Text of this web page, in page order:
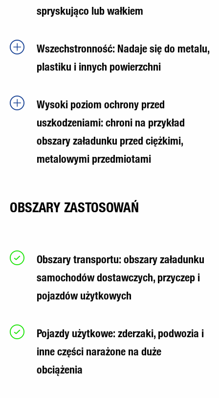
spryskująco lub wałkiem
Wszechstronność: Nadaje się do metalu,
plastiku i innych powierzchni
Wysoki poziom ochrony przed
uszkodzeniami: chroni na przykład
obszary załadunku przed ciężkimi,
metalowymi przedmiotami
OBSZARY ZASTOSOWAŃ
Obszary transportu: obszary załadunku
samochodów dostawczych, przyczep i
pojazdów użytkowych
Pojazdy użytkowe: zderzaki, podwozia i
inne części narażone na duże
obciążenia